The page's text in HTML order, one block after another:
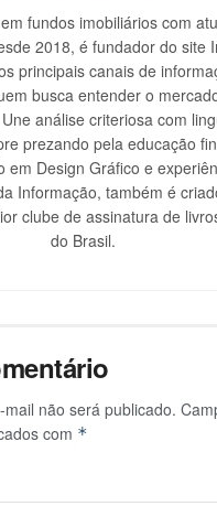
fundos imobiliários com
2018, é fundador do site
principais canais de
busca entender o
análise criteriosa com
prezando pela educação
em Design Gráfico e
Informação, também é
clube de assinatura de
do Brasil.
não será publicado.
com *